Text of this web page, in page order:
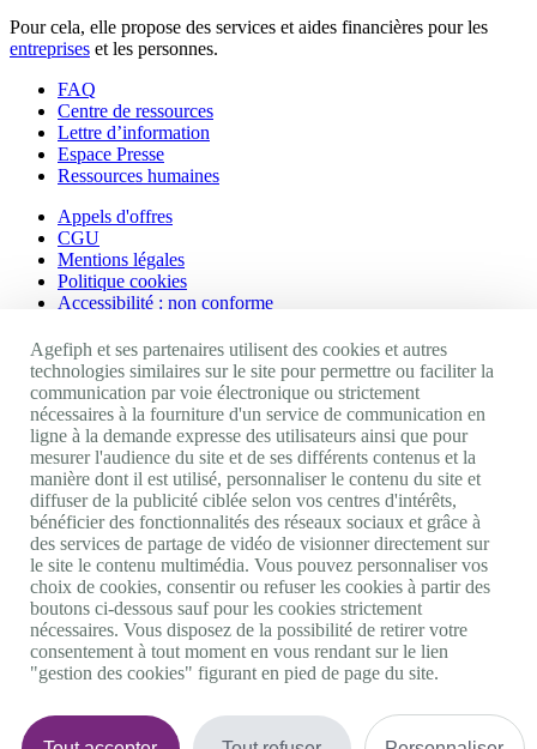
Pour cela, elle propose des services et aides financières pour les
entreprises et les personnes.
FAQ
Centre de ressources
Lettre d’information
Espace Presse
Ressources humaines
Appels d'offres
CGU
Mentions légales
Politique cookies
Accessibilité : non conforme
Nos autres sites
Site portail Agefiph
Activateur de progrès
Handinnov
Innovation et recherche
Université du RRH
Service AppuiPro
Nous suivre
Youtube
Linkedin
Facebook
Twitter
0 800 11 10 09Services & appel gratuitsDe 9h à 18h.
Agefiph et ses partenaires utilisent des cookies et autres
technologies similaires sur le site pour permettre ou faciliter la
communication par voie électronique ou strictement
nécessaires à la fourniture d'un service de communication en
ligne à la demande expresse des utilisateurs ainsi que pour
mesurer l'audience du site et de ses différents contenus et la
manière dont il est utilisé, personnaliser le contenu du site et
diffuser de la publicité ciblée selon vos centres d'intérêts,
bénéficier des fonctionnalités des réseaux sociaux et grâce à
des services de partage de vidéo de visionner directement sur
le site le contenu multimédia. Vous pouvez personnaliser vos
choix de cookies, consentir ou refuser les cookies à partir des
boutons ci-dessous sauf pour les cookies strictement
nécessaires. Vous disposez de la possibilité de retirer votre
consentement à tout moment en vous rendant sur le lien
"gestion des cookies" figurant en pied de page du site.